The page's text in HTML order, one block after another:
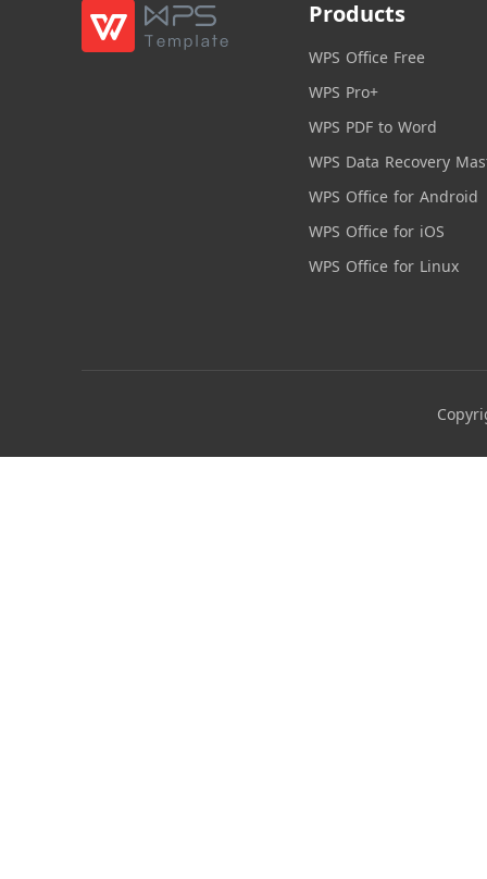
Products
WPS Office Free
WPS Pro+
WPS PDF to Word
WPS Data Recovery
WPS Office for Android
WPS Office for iOS
WPS Office for Linux